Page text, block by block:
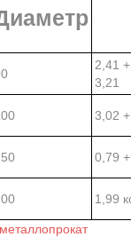
2,41
3,21
3,02
0,79
1,99